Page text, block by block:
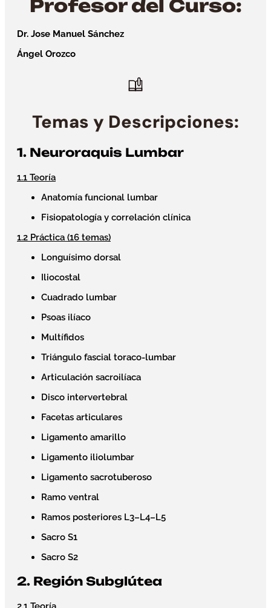
Profesor del Curso:
Dr. Jose Manuel Sánchez
Ángel Orozco
Temas y Descripciones:
1. Neuroraquis Lumbar
1.1 Teoría
Anatomía funcional lumbar
Fisiopatología y correlación clínica
1.2 Práctica (16 temas)
Longuísimo dorsal
Iliocostal
Cuadrado lumbar
Psoas ilíaco
Multífidos
Triángulo fascial toraco-lumbar
Articulación sacroilíaca
Disco intervertebral
Facetas articulares
Ligamento amarillo
Ligamento iliolumbar
Ligamento sacrotuberoso
Ramo ventral
Ramos posteriores L3–L4–L5
Sacro S1
Sacro S2
2. Región Subglútea